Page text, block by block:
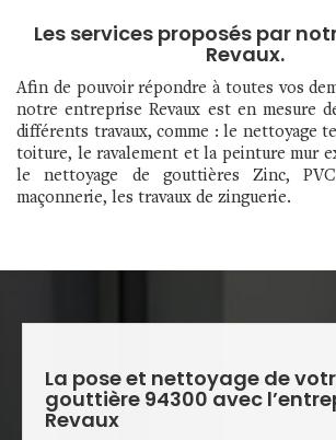
Les services proposés par
Revaux.
Afin de pouvoir répondre à toutes vos
notre entreprise Revaux est en mesure
différents travaux, comme : le nettoyage
toiture, le ravalement et la peinture mur
le nettoyage de gouttières Zinc,
maçonnerie, les travaux de zinguerie.
La pose et nettoyage de
gouttière 94300 avec
Revaux